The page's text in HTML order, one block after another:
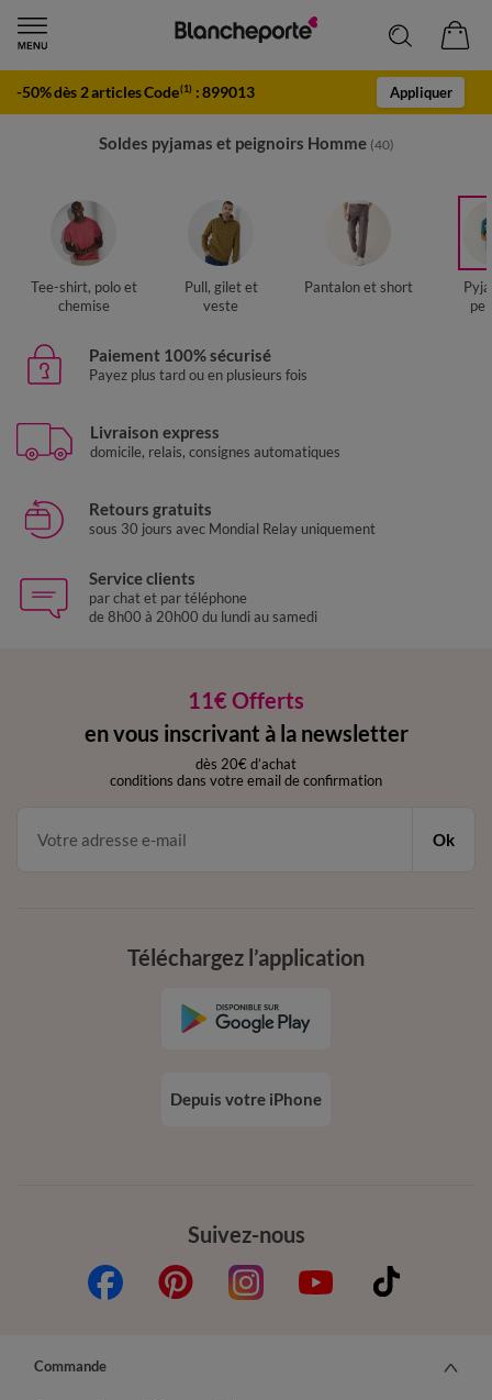
-50% dès 2 articles Code(1) :899013 Appliquer
Soldes pyjamas et peignoirs Homme (40)
Tee-shirt, polo et
chemise
Pull, gilet et
veste
Pantalon et short
Paiement 100% sécurisé
Payez plus tard ou en plusieurs fois
Livraison express
domicile, relais, consignes automatiques
Retours gratuits
sous 30 jours avec Mondial Relay uniquement
Service clients
par chat et par téléphone
de 8h00 à 20h00 du lundi au samedi
11€ Offerts
en vous inscrivant à la newsletter
dès 20€ d’achat
conditions dans votre email de confirmation
Ok
Suivez-nous
Téléchargez l’application
Depuis votre iPhone
Commande